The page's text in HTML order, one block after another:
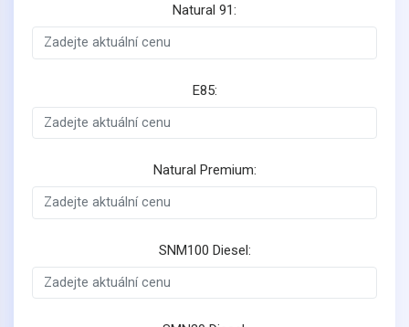
Natural 91:
E85:
Natural Premium:
SNM100 Diesel: